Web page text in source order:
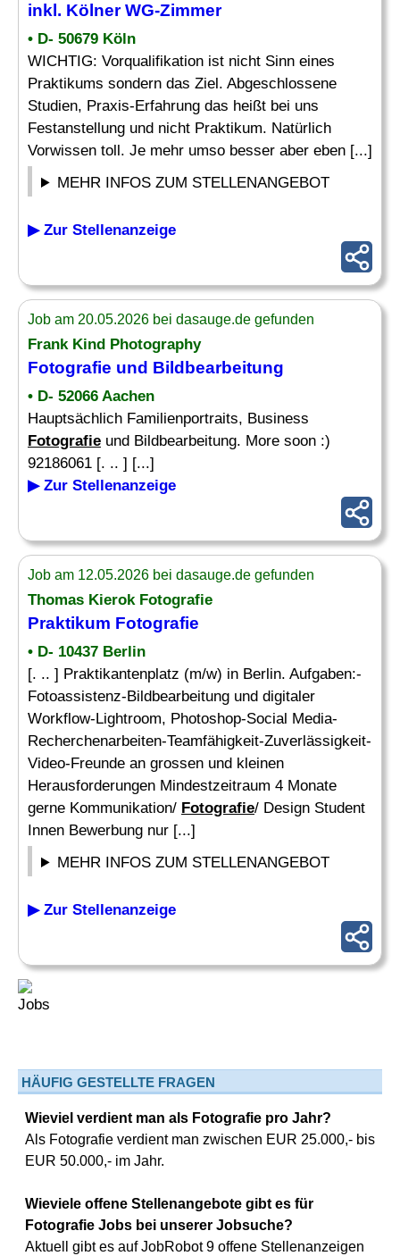
inkl. Kölner WG-Zimmer
• D- 50679 Köln
WICHTIG: Vorqualifikation ist nicht Sinn eines
Praktikums sondern das Ziel. Abgeschlossene
Studien, Praxis-Erfahrung das heißt bei uns
Festanstellung und nicht Praktikum. Natürlich
Vorwissen toll. Je mehr umso besser aber eben [...]
MEHR INFOS ZUM STELLENANGEBOT
▶ Zur Stellenanzeige
Job am 20.05.2026 bei dasauge.de gefunden
Frank Kind Photography
Fotografie und Bildbearbeitung
• D- 52066 Aachen
Hauptsächlich Familienportraits, Business
Fotografie und Bildbearbeitung. More soon :)
92186061 [. .. ] [...]
▶ Zur Stellenanzeige
Job am 12.05.2026 bei dasauge.de gefunden
Thomas Kierok Fotografie
Praktikum Fotografie
• D- 10437 Berlin
[. .. ] Praktikantenplatz (m/w) in Berlin. Aufgaben:-
Fotoassistenz-Bildbearbeitung und digitaler
Workflow-Lightroom, Photoshop-Social Media-
Recherchenarbeiten-Teamfähigkeit-Zuverlässigkeit-
Video-Freunde an grossen und kleinen
Herausforderungen Mindestzeitraum 4 Monate
gerne Kommunikation/ Fotografie/ Design Student
Innen Bewerbung nur [...]
MEHR INFOS ZUM STELLENANGEBOT
▶ Zur Stellenanzeige
HÄUFIG GESTELLTE FRAGEN
Wieviel verdient man als Fotografie pro Jahr?
Als Fotografie verdient man zwischen EUR 25.000,- bis
EUR 50.000,- im Jahr.
Wieviele offene Stellenangebote gibt es für
Fotografie Jobs bei unserer Jobsuche?
Aktuell gibt es auf JobRobot 9 offene Stellenanzeigen